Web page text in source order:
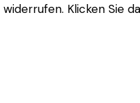
Klicken Sie